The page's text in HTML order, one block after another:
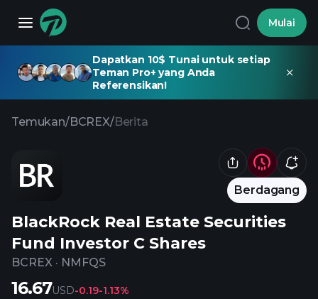
Mulai
Dapatkan 10$ Tunai untuk setiap
Teman Pro+ yang Anda
Referensikan!
Temukan/BCREX/Berita
Berdagang
BlackRock Real Estate Securities
Fund Investor C Shares
BCREX · NMFQS
16.67USD-0.19-1.13%